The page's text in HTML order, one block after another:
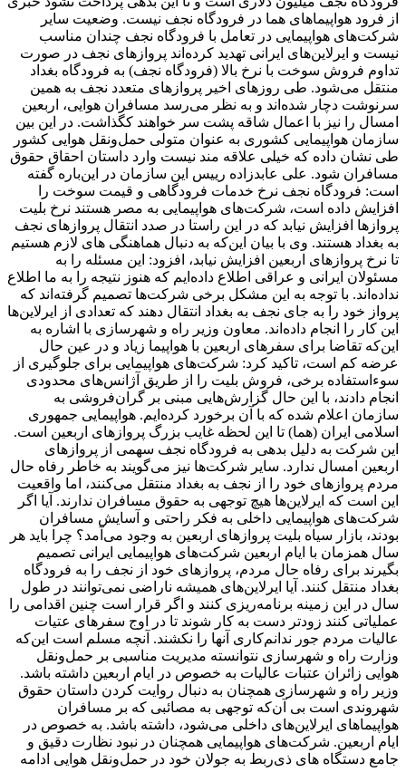
از فرود هواپیماهای هما در فرودگاه نجف نیست. وضعیت سایر
شرکت‌های هواپیمایی در تعامل با فرودگاه نجف چندان مناسب
نیست و ایرلاین‌های ایرانی تهدید کرده‌اند پروازهای نجف در صورت
تداوم فروش سوخت با نرخ بالا (فرودگاه نجف) به فرودگاه بغداد
منتقل می‌شود. طی روزهای اخیر پروازهای متعدد نجف به همین
سرنوشت دچار شده‌اند و به نظر می‌رسد مسافران هوایی، اربعین
امسال را نیز با اعمال شاقه پشت سر خواهند کگذاشت. در این بین
سازمان هواپیمایی کشوری به عنوان متولی حمل‌ونقل هوایی کشور
طی نشان داده که خیلی علاقه مند نیست وارد داستان احقاق حقوق
مسافران شود. علی عابدزاده رییس این سازمان در این‌باره گفته
است: فرودگاه نجف نرخ خدمات فرودگاهی و قیمت سوخت را
افزایش داده است، شرکت‌های هواپیمایی به مصر هستند نرخ‌ بلیت
پروازها افزایش نیابد که در این راستا در صدد انتقال پروازهای نجف
به بغداد هستند. وی با بیان این‌که به دنبال هماهنگی های لازم هستیم
تا نرخ پروازهای اربعین افزایش نیابد، افزود:‌ این مسئله را به
مسئولان ایرانی و عراقی اطلاع داده‌ایم که هنوز نتیجه را به ما اطلاع
نداده‌اند. با توجه به این مشکل برخی شرکت‌ها تصمیم گرفته‌اند که
پرواز خود را به جای نجف به بغداد انتقال دهند که تعدادی از ایرلاین‌ها
این کار را انجام داده‌اند. معاون وزیر راه و شهرسازی با اشاره به
این‌که تقاضا برای سفرهای اربعین با هواپیما زیاد و در عین حال
عرضه کم است، تاکید کرد: شرکت‌های هواپیمایی برای جلوگیری از
سوءاستفاده برخی، فروش بلیت را از طریق آژانس‌های محدودی
انجام دادند، با این حال گزارش‌هایی مبنی بر گران‌فروشی به
سازمان اعلام شده که با آن برخورد کرده‌ایم. هواپیمایی جمهوری
اسلامی ایران (هما) تا این لحظه غایب بزرگ پروازهای اربعین است.
این شرکت به دلیل بدهی به فرودگاه نجف سهمی از پروازهای
اربعین امسال ندارد. سایر شرکت‌ها نیز می‌گویند به خاطر رفاه حال
مردم پروازهای خود را از نجف به بغداد منتقل می‌کنند، اما واقعیت
این است که ایرلاین‌ها هیچ توجهی به حقوق مسافران ندارند. آیا اگر
شرکت‌های هواپیمایی داخلی به فکر راحتی و آسایش مسافران
بودند، بازار سیاه بلیت پروازهای اربعین به وجود می‌آمد؟ چرا باید هر
سال همزمان با ایام اربعین شرکت‌های هواپیمایی ایرانی تصمیم
بگیرند برای رفاه حال مردم، پروازهای خود از نجف را به فرودگاه
بغداد منتقل کنند. آیا ایرلاین‌های همیشه ناراضی نمی‌توانند در طول
سال در این زمینه برنامه‌ریزی کنند و اگر قرار است چنین اقدامی را
عملیاتی کنند زودتر دست به کار شوند تا در اوج سفرهای عتیات
عالیات مردم جور ندانم‌کاری آنها را نکشند. آنچه مسلم است این‌که
وزارت راه و شهرسازی نتوانسته مدیریت مناسبی بر حمل‌ونقل
هوایی زائران عتبات عالیات به خصوص در ایام اربعین داشته باشد.
وزیر راه و شهرسازی همچنان به دنبال روایت کردن داستان حقوق
شهروندی است بی آن‌که توجهی به مصائبی که بر مسافران
هواپیماهای ایرلاین‌های داخلی می‌شود، داشته باشد. به خصوص در
ایام اربعین. شرکت‌های هواپیمایی همچنان در نبود نظارت دقیق و
جامع دستگاه های ذی‌ربط به جولان خود در حمل‌ونقل هوایی ادامه